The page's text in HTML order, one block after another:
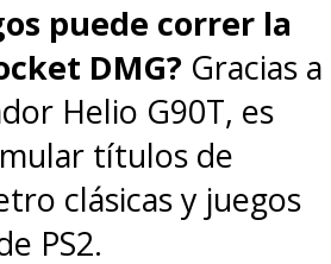
puede correr la
DMG? Gracias a
Helio G90T, es
títulos de
clásicas y juegos
PS2.